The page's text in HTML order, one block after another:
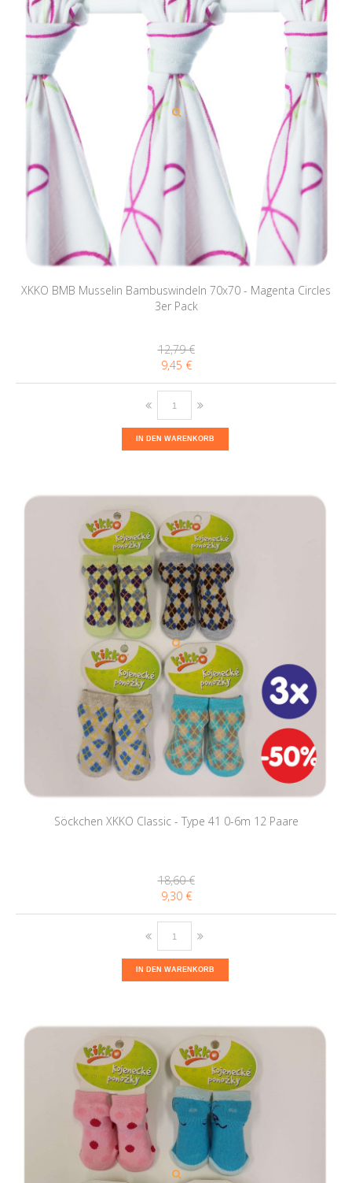
XKKO BMB Musselin Bambuswindeln 70x70 - Magenta Circles
3er Pack
12,79 €
9,45 €
IN DEN WARENKORB
Söckchen XKKO Classic - Type 41 0-6m 12 Paare
18,60 €
9,30 €
IN DEN WARENKORB